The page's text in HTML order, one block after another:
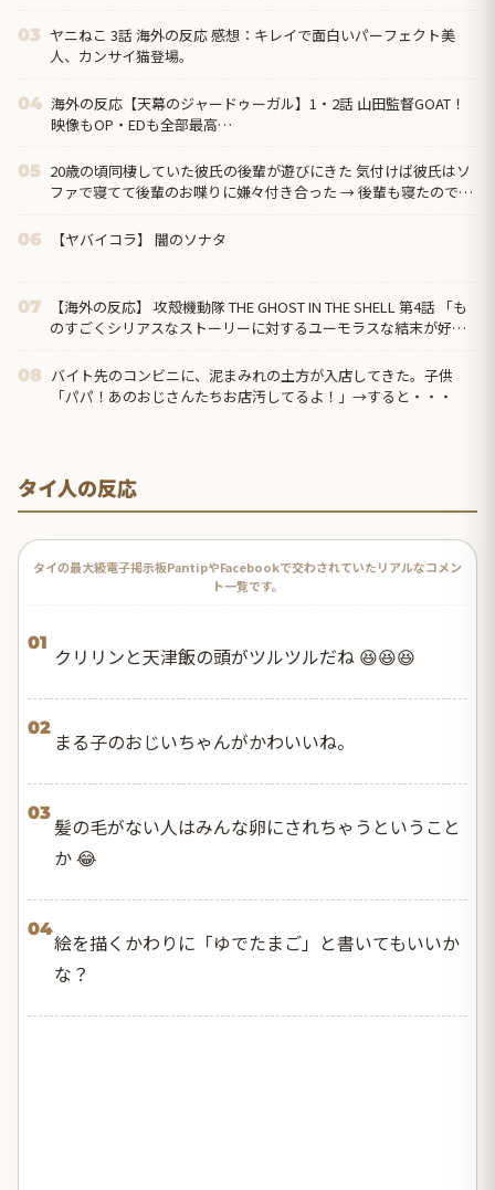
03 ヤニねこ 3話 海外の反応 感想：キレイで面白いパーフェクト美
人、カンサイ猫登場。
04 海外の反応【天幕のジャードゥーガル】1・2話 山田監督GOAT！
映像もOP・EDも全部最高…
05 20歳の頃同棲していた彼氏の後輩が遊びにきた 気付けば彼氏はソ
ファで寝てて後輩のお喋りに嫌々付き合った → 後輩も寝たので毛
06 【ヤバイコラ】 闇のソナタ
07
【海外の反応】 攻殻機動隊 THE GHOST IN THE SHELL 第4話 「も
のすごくシリアスなストーリーに対するユーモラスな結末が好
08 バイト先のコンビニに、泥まみれの土方が入店してきた。子供
「パパ！あのおじさんたちお店汚してるよ！」→すると・・・
タイ人の反応
タイの最大級電子掲示板PantipやFacebookで交わされていたリアルなコメン
ト一覧です。
01
クリリンと天津飯の頭がツルツルだね 😆😆😆
02
まる子のおじいちゃんがかわいいね。
03
髪の毛がない人はみんな卵にされちゃうということ
か 😂
04
絵を描くかわりに「ゆでたまご」と書いてもいいか
な？